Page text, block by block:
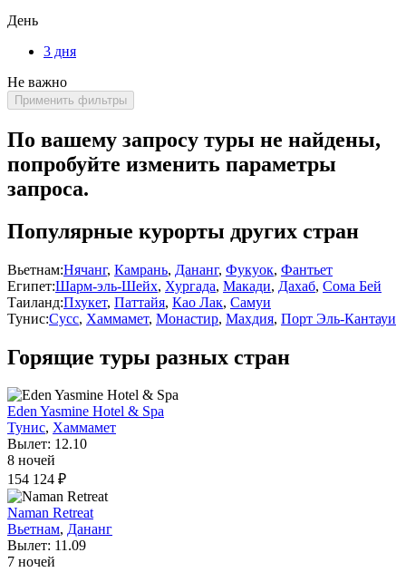
День
3 дня
Не важно
Применить фильтры
По вашему запросу туры не найдены,
попробуйте изменить параметры
запроса.
Популярные курорты других стран
Вьетнам:Нячанг, Камрань, Дананг, Фукуок, Фантьет
Египет:Шарм-эль-Шейх, Хургада, Макади, Дахаб, Сома Бей
Таиланд:Пхукет, Паттайя, Као Лак, Самуи
Тунис:Сусс, Хаммамет, Монастир, Махдия, Порт Эль-Кантауи
Горящие туры разных стран
Eden Yasmine Hotel & Spa
Тунис, Хаммамет
Вылет: 12.10
8 ночей
154 124 ₽
Naman Retreat
Вьетнам, Дананг
Вылет: 11.09
7 ночей